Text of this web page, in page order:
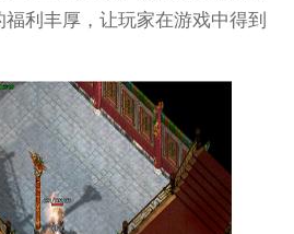
利丰厚，让玩家在游戏中得到